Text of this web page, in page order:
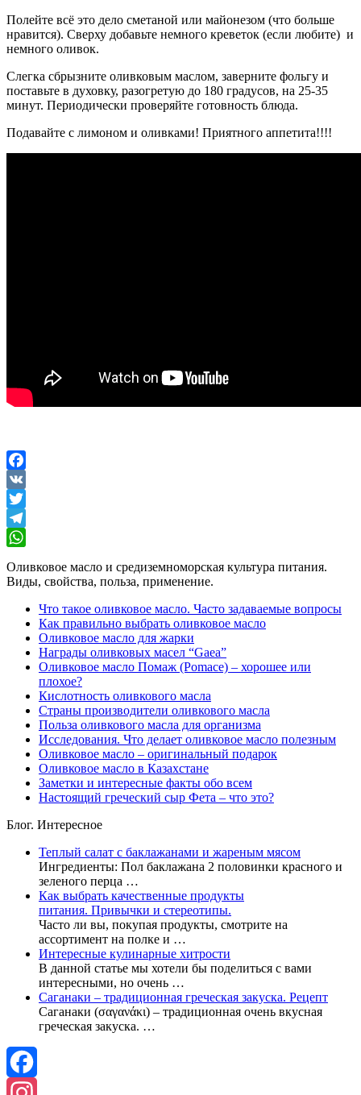
Полейте всё это дело сметаной или майонезом (что больше
нравится). Сверху добавьте немного креветок (если любите) и
немного оливок.
Слегка сбрызните оливковым маслом, заверните фольгу и
поставьте в духовку, разогретую до 180 градусов, на 25-35
минут. Периодически проверяйте готовность блюда.
Подавайте с лимоном и оливками! Приятного аппетита!!!!
Facebook
VK
Twitter
Telegram
Оливковое масло и средиземноморская культура питания.
Виды, свойства, польза, применение.
Что такое оливковое масло. Часто задаваемые вопросы
Как правильно выбрать оливковое масло
Оливковое масло для жарки
Награды оливковых масел “Gaea”
Оливковое масло Помаж (Pomace) – хорошее или
плохое?
Кислотность оливкового масла
Страны производители оливкового масла
Польза оливкового масла для организма
Исследования. Что делает оливковое масло полезным
Оливковое масло – оригинальный подарок
Оливковое масло в Казахстане
Заметки и интересные факты обо всем
Настоящий греческий сыр Фета – что это?
Блог. Интересное
Теплый салат с баклажанами и жареным мясом
Ингредиенты: Пол баклажана 2 половинки красного и
зеленого перца …
Как выбрать качественные продукты
питания. Привычки и стереотипы.
Часто ли вы, покупая продукты, смотрите на
ассортимент на полке и …
Интересные кулинарные хитрости
В данной статье мы хотели бы поделиться с вами
интересными, но очень …
Саганаки – традиционная греческая закуска. Рецепт
Саганаки (σαγανάκι) – традиционная очень вкусная
греческая закуска. …
Facebook